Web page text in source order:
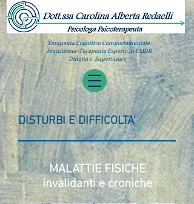
Terapeuta Cognitivo Comportamentale
Practitioner-Terapeuta Esperto in EMDR
Didatta e Supervisore
DISTURBI E DIFFICOLTA'
MALATTIE FISICHE
invalidanti e croniche